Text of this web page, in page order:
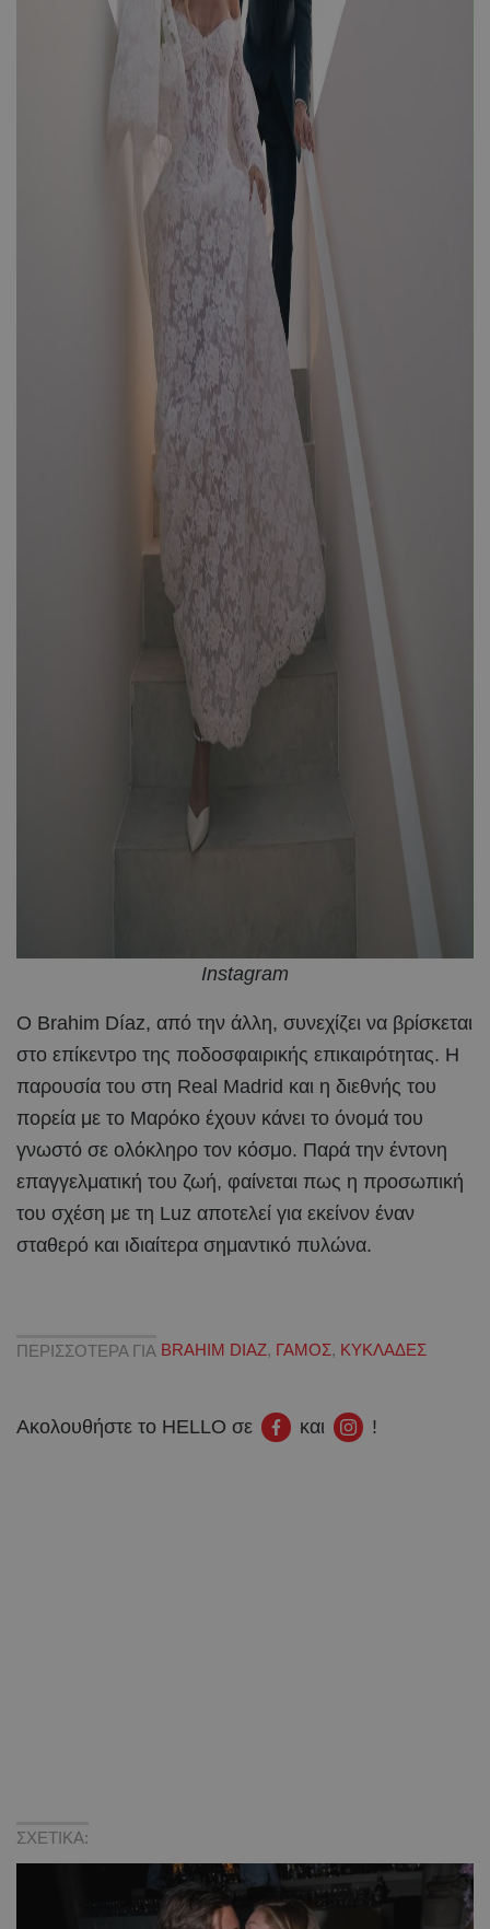
Instagram
Ο Brahim Díaz, από την άλλη, συνεχίζει να βρίσκεται
στο επίκεντρο της ποδοσφαιρικής επικαιρότητας. Η
παρουσία του στη Real Madrid και η διεθνής του
πορεία με το Μαρόκο έχουν κάνει το όνομά του
γνωστό σε ολόκληρο τον κόσμο. Παρά την έντονη
επαγγελματική του ζωή, φαίνεται πως η προσωπική
του σχέση με τη Luz αποτελεί για εκείνον έναν
σταθερό και ιδιαίτερα σημαντικό πυλώνα.
ΠΕΡΙΣΣΟΤΕΡΑ ΓΙΑ BRAHIM DIAZ, ΓΑΜΟΣ, ΚΥΚΛΑΔΕΣ
Ακολουθήστε το HELLO σε και !
ΣΧΕΤΙΚΑ: